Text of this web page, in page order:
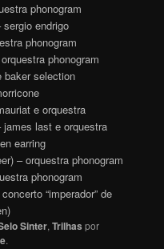
phonogram
endrigo
phonogram
phonogram
baker selection
e orquestra
last e orquestra
earring
– orquestra phonogram
phonogram
“imperador” de
Sinter,Trilhas por
.